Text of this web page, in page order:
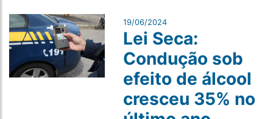
19/06/2024
Lei Seca:
Condução sob
efeito de álcool
cresceu 35% no